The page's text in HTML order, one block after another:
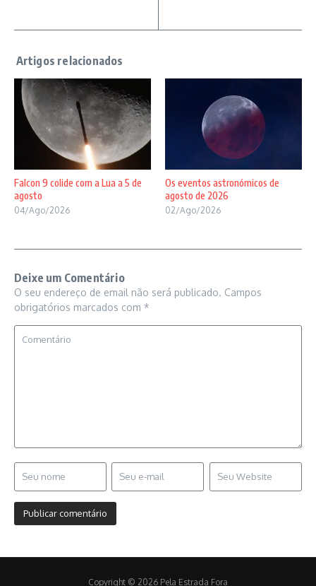
Falcon 9 colide com a Lua a 5 de
agosto
04/Ago/2026
Os eventos astronómicos de
agosto de 2026
02/Ago/2026
Deixe um Comentário
O seu endereço de email não será publicado. Campos
obrigatórios marcados com *
Copyright © 2026 Pela Estrada Fora